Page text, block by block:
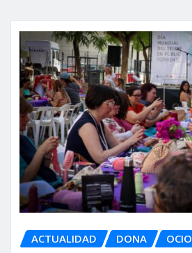
ACTUALIDAD DONA OCIO